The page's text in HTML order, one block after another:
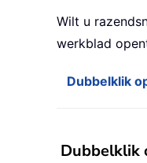
Wilt u
werkblad
Dubbelklik
Dubbelklik